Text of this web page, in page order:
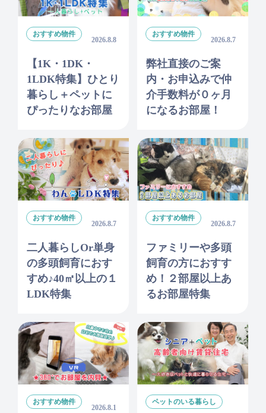
おすすめ物件
2026.8.8
【1K・1DK・
1LDK特集】ひとり
暮らし＋ペットに
ぴったりなお部屋
おすすめ物件
2026.8.7
弊社直接のご案
内・お申込みで仲
介手数料が０ヶ月
になるお部屋！
おすすめ物件
2026.8.7
二人暮らしor単身
の多頭飼育におす
すめ♪40㎡以上の１
LDK特集
おすすめ物件
2026.8.7
ファミリーや多頭
飼育の方におすす
め！２部屋以上あ
るお部屋特集
おすすめ物件
2026.8.1
ペットのいる暮らし